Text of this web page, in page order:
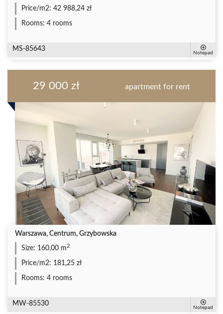
Price/m2: 42 988,24 zł
Rooms: 4 rooms
MS-85643
Notepad
29 000 zł apartment for rent
Warszawa, Centrum, Grzybowska
Size: 160,00 m 2
Price/m2: 181,25 zł
Rooms: 4 rooms
MW-85530
Notepad